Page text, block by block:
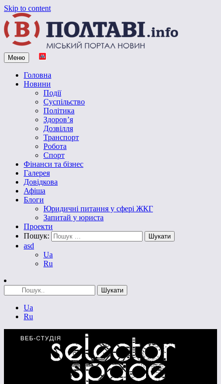
Skip to content
Vpoltave.info
Полтавський портал новин
Меню
Головна
Новини
Події
Суспільство
Політика
Здоров’я
Дозвілля
Транспорт
Робота
Спорт
Фінанси та бізнес
Галерея
Довідкова
Афіша
Блоги
Юридичні питання у сфері ЖКГ
Запитай у юриста
Проекти
Пошук:
asd
Ua
Ru
Ua
Ru